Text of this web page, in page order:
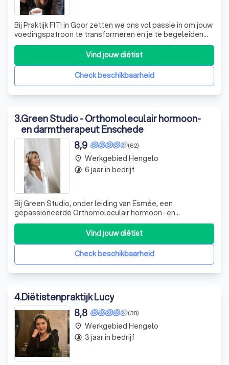
Bij Praktijk FIT! in Goor zetten we ons vol passie in om jouw
voedingspatroon te transformeren en je te begeleiden
naar een gezondere levensstijl. Mijn naam is Doreen
Rouwhof, en als gediplomeerd gewichtsconsulente en
foodcoach, ben ik jouw persoonlijke gids op deze reis naar
welzijn. Mijn liefde voCheck beschikbaarheid
Vind jouw diëtist
3.Green Studio - Orthomoleculair hormoon-
en darmtherapeut Enschede
(62)
8,9
Bij Green Studio, onder leiding van Esmée, een
gepassioneerde Orthomoleculair hormoon- en
darmtherapeut, zetten we ons volledig in om jou te
ondersteunen op weg naar een gezonder leven. Met een
diepgaande expertise in hormonale en darmgezondheid,
bieden we persoonlijke behandelplannen die nauwkeurig
Check beschikbaarheid
Vind jouw diëtist
place Werkgebied Hengelo
timelapse 6 jaar in bedrijf
4.Diëtistenpraktijk Lucy
(38)
8,8
place Werkgebied Hengelo
timelapse 3 jaar in bedrijf